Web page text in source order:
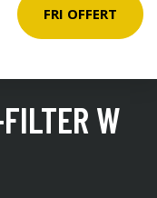
FRI OFFERT
W